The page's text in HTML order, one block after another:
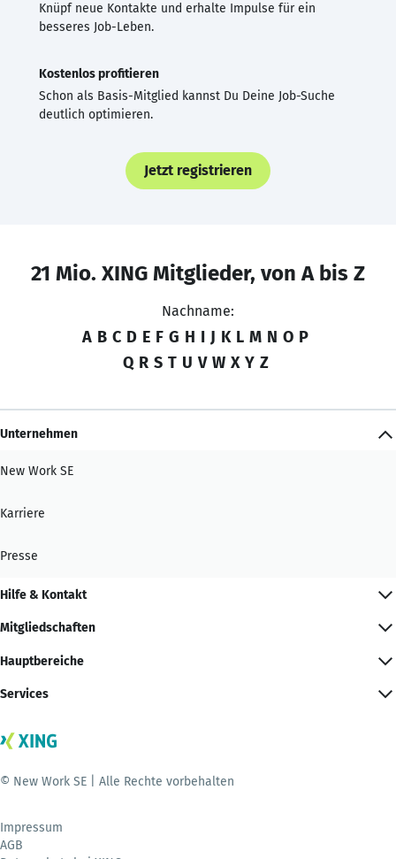
Knüpf neue Kontakte und erhalte Impulse für ein
besseres Job-Leben.
Kostenlos profitieren
Schon als Basis-Mitglied kannst Du Deine Job-Suche
deutlich optimieren.
Jetzt registrieren
21 Mio. XING Mitglieder, von A bis Z
Nachname:
A B C D E F G H I J K L M N O P
Q R S T U V W X Y Z
Unternehmen
New Work SE
Karriere
Presse
Hilfe & Kontakt
Mitgliedschaften
Hauptbereiche
Services
© New Work SE | Alle Rechte vorbehalten
Impressum
AGB